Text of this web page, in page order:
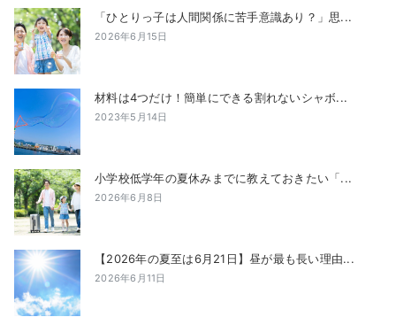
「ひとりっ子は人間関係に苦手意識あり？」思...
2026年6月15日
材料は4つだけ！簡単にできる割れないシャボ...
2023年5月14日
小学校低学年の夏休みまでに教えておきたい「...
2026年6月8日
【2026年の夏至は6月21日】昼が最も長い理由...
2026年6月11日